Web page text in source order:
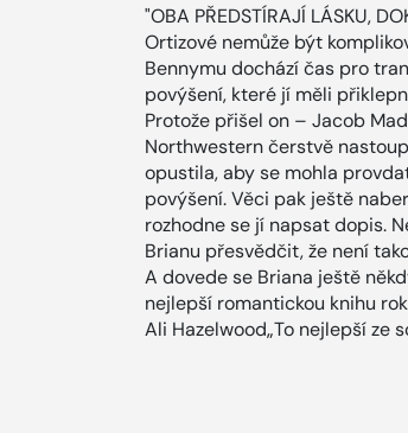
"OBA PŘEDSTÍRAJÍ LÁSKU,
Ortizové nemůže být
Bennymu dochází čas pro
povýšení, které jí měli
Protože přišel on – Jacob
Northwestern čerstvě
opustila, aby se mohla
povýšení. Věci pak ještě
rozhodne se jí napsat dopis.
Brianu přesvědčit, že není
A dovede se Briana ještě
nejlepší romantickou knihu
Ali Hazelwood„To nejlepší ze